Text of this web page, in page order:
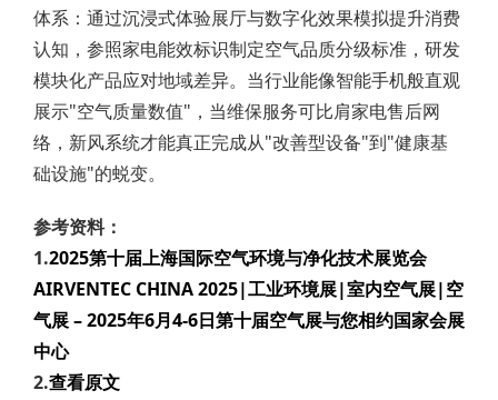
体系：通过沉浸式体验展厅与数字化效果模拟提升消费
认知，参照家电能效标识制定空气品质分级标准，研发
模块化产品应对地域差异。当行业能像智能手机般直观
展示"空气质量数值"，当维保服务可比肩家电售后网
络，新风系统才能真正完成从"改善型设备"到"健康基
础设施"的蜕变。
参考资料：
1.2025第十届上海国际空气环境与净化技术展览会
AIRVENTEC CHINA 2025|工业环境展|室内空气展|空
气展 – 2025年6月4-6日第十届空气展与您相约国家会展
中心
2.查看原文